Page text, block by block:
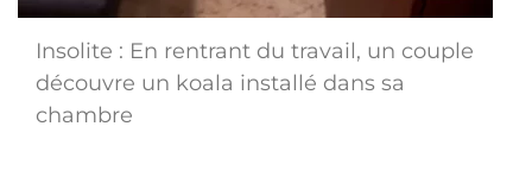
Insolite : En rentrant du travail, un couple
découvre un koala installé dans sa
chambre